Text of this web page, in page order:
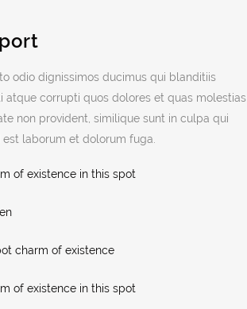
odio dignissimos ducimus qui blanditiis
atque corrupti quos dolores et quas molestias
non provident, similique sunt in culpa qui
laborum et dolorum fuga.
of existence in this spot
charm of existence
of existence in this spot